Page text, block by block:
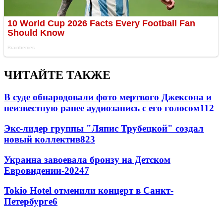
ЧИТАЙТЕ ТАКЖЕ
В суде обнародовали фото мертвого Джексона и
неизвестную ранее аудиозапись с его голосом112
Экс-лидер группы "Ляпис Трубецкой" создал
новый коллектив823
Украина завоевала бронзу на Детском
Евровидении-20247
Tokio Hotel отменили концерт в Санкт-
Петербурге6